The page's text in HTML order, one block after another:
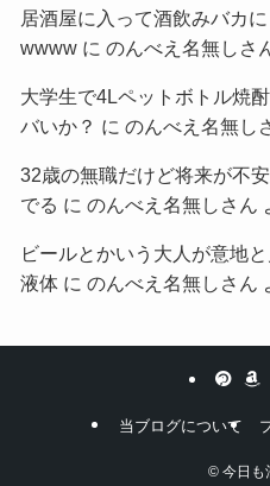
居酒屋に入って酒飲みバカ
wwwwに のんべえ名無しさ
大学生で4Lペットボトル焼
バいか？ に のんべえ名無し
32歳の無職だけど将来が不
でる に のんべえ名無しさん
ビールとかいう大人が意地
液体に のんべえ名無しさん
当ブログについて
©今日も